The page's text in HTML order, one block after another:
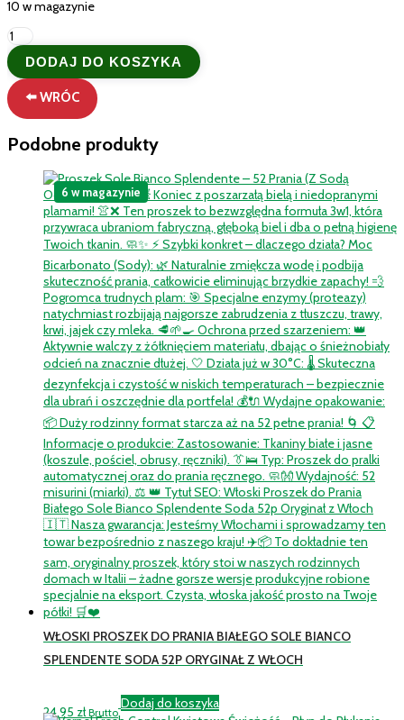
10 w magazynie
ilość
Chanteclair
Vert
Eko
Płyn
do
Cytryna
Bazylia
500ml
Hypoalergiczny
DODAJ DO KOSZYKA
⬅️ WRÓC
Podobne produkty
WŁOSKI PROSZEK DO PRANIA BIAŁEGO SOLE BIANCO
SPLENDENTE SODA 52P ORYGINAŁ Z WŁOCH
24,95 zł Brutto
Dodaj do koszyka
6 w magazynie